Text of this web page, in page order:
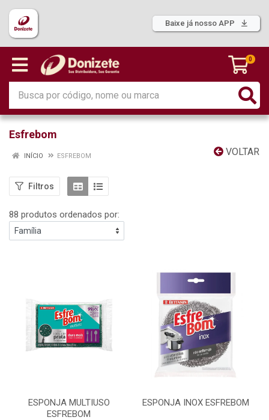
Baixe já nosso APP
0
Esfrebom
VOLTAR
INÍCIO ESFREBOM
Filtros
88 produtos ordenados por:
ESPONJA MULTIUSO
ESFREBOM
ESPONJA INOX ESFREBOM